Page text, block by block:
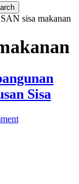
sisa makanan
Sisa